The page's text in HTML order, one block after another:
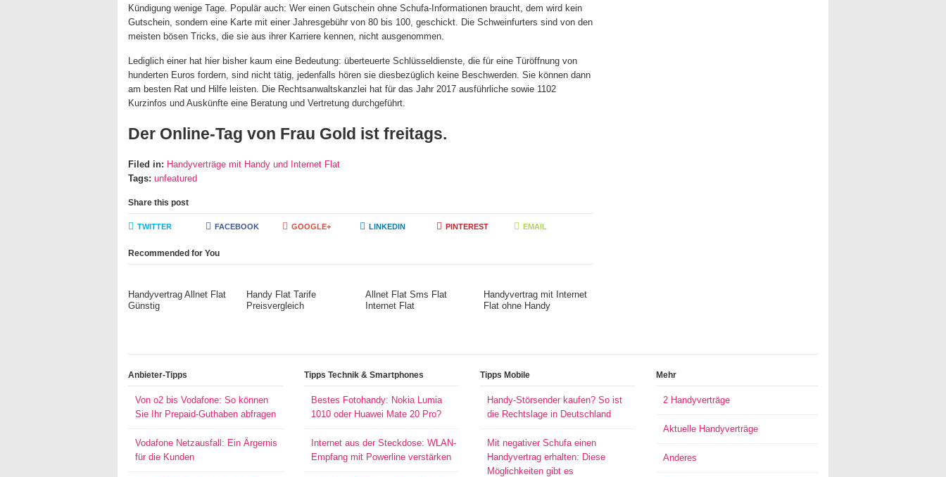
Kündigung wenige Tage. Populär auch: Wer einen Gutschein ohne Schufa-Informationen braucht, dem wird kein
Gutschein, sondern eine Karte mit einer Jahresgebühr von 80 bis 100, geschickt. Die Schweinfurters sind von den
meisten bösen Tricks, die sie aus ihrer Karriere kennen, nicht ausgenommen.
Lediglich einer hat hier bisher kaum eine Bedeutung: überteuerte Schlüsseldienste, die für eine Türöffnung von
hunderten Euros fordern, sind nicht tätig, jedenfalls hören sie diesbezüglich keine Beschwerden. Sie können dann
am besten Rat und Hilfe leisten. Die Rechtsanwaltskanzlei hat für das Jahr 2017 ausführliche sowie 1102
Kurzinfos und Auskünfte eine Beratung und Vertretung durchgeführt.
Der Online-Tag von Frau Gold ist freitags.
Filed in: Handyverträge mit Handy und Internet Flat
Tags: unfeatured
Share this post
TWITTER FACEBOOK GOOGLE+ LINKEDIN PINTEREST EMAIL
Recommended for You
Handyvertrag Allnet Flat
Günstig
Handy Flat Tarife
Preisvergleich
Allnet Flat Sms Flat
Internet Flat
Handyvertrag mit Internet
Flat ohne Handy
Anbieter-Tipps
Von o2 bis Vodafone: So können
Sie Ihr Prepaid-Guthaben abfragen
Vodafone Netzausfall: Ein Ärgernis
für die Kunden
Tipps Technik & Smartphones
Bestes Fotohandy: Nokia Lumia
1010 oder Huawei Mate 20 Pro?
Internet aus der Steckdose: WLAN-
Empfang mit Powerline verstärken
Tipps Mobile
Handy-Störsender kaufen? So ist
die Rechtslage in Deutschland
Mit negativer Schufa einen
Handyvertrag erhalten: Diese
Möglichkeiten gibt es
Mehr
2 Handyverträge
Aktuelle Handyverträge
Anderes